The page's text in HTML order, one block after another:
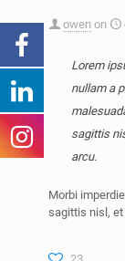
owen on
Lorem
nullam a
sagittis
arcu.
Morbi
sagittis nisl, et